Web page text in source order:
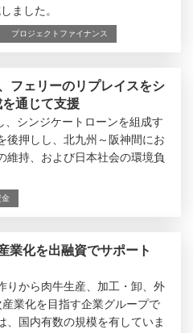
ました。
プロジェクトファイナンス
フェリーのリプレイスをシ
通じて支援
、シンジケートローンを組成す
後押しし、北九州～阪神間にお
維持、および日本社会の環境負
金
業化を出融資でサポート
りから肉牛生産、加工・卸、外
業化を目指す企業グループで
、国内有数の規模を有していま